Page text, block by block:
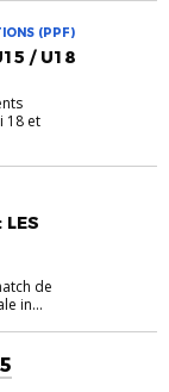
(PPF)
/ U18
18 et
LES
de
in...